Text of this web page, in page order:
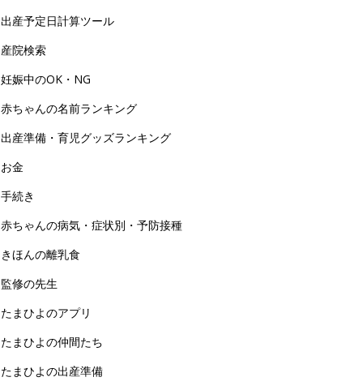
出産予定日計算ツール
産院検索
妊娠中のOK・NG
赤ちゃんの名前ランキング
出産準備・育児グッズランキング
お金
手続き
赤ちゃんの病気・症状別・予防接種
きほんの離乳食
監修の先生
たまひよのアプリ
たまひよの仲間たち
たまひよの出産準備